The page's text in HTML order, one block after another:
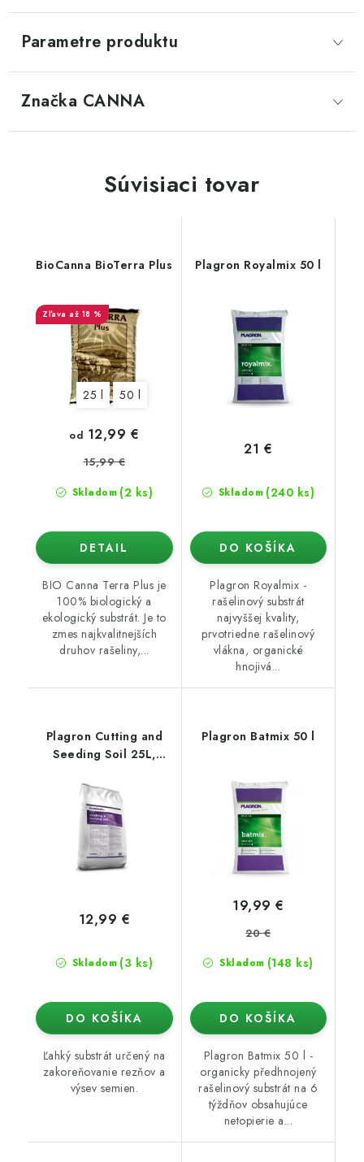
Parametre produktu
Značka CANNA
Súvisiaci tovar
BioCanna BioTerra Plus
až 18 %
25 l 50 l
Skladom (2 ks)
od 12,99 €
15,99 €
DETAIL
BIO Canna Terra Plus je
100% biologický a
ekologický substrát. Je to
zmes najkvalitnejších
druhov rašeliny,...
Plagron Royalmix 50 l
Skladom (240 ks)
21 €
DO KOŠÍKA
Plagron Royalmix -
rašelinový substrát
najvyššej kvality,
prvotriedne rašelinový
vlákna, organické
hnojivá...
Plagron Cutting and
Seeding Soil 25L,
rezne
Skladom (3 ks)
12,99 €
DO KOŠÍKA
Ľahký substrát určený na
zakoreňovanie rezňov a
výsev semien.
Plagron Batmix 50 l
Skladom (148 ks)
19,99 €
20 €
DO KOŠÍKA
Plagron Batmix 50 l -
organicky předhnojený
rašelinový substrát na 6
týždňov obsahujúce
netopierie a...